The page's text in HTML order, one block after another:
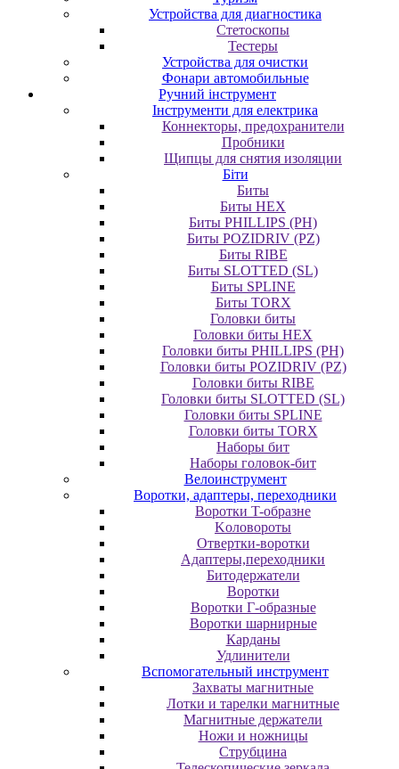
Устройства для диагностика
Стетоскопы
Тестеры
Устройства для очистки
Фонари автомобильные
Ручний інструмент
Інструменти для електрика
Коннекторы, предохранители
Пробники
Щипцы для снятия изоляции
Біти
Биты
Биты HEX
Биты PHILLIPS (PH)
Биты POZIDRIV (PZ)
Биты RIBE
Биты SLOTTED (SL)
Биты SPLINE
Биты TORX
Головки биты
Головки биты HEX
Головки биты PHILLIPS (PH)
Головки биты POZIDRIV (PZ)
Головки биты RIBE
Головки биты SLOTTED (SL)
Головки биты SPLINE
Головки биты TORX
Наборы бит
Наборы головок-бит
Велоинструмент
Воротки, адаптеры, переходники
Bopoтки T-oбpaзне
Koлoвopoты
Oтвepтки-вopoтки
Адаптеры,переходники
Битодержатели
Воротки
Воротки Г-образные
Воротки шарнирные
Карданы
Удлинители
Вспомогательный инструмент
Захваты магнитные
Лотки и тарелки магнитные
Магнитные держатели
Ножи и ножницы
Струбцина